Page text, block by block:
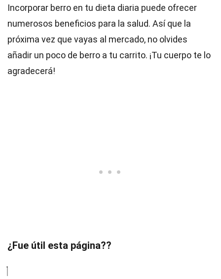
Incorporar berro en tu dieta diaria puede ofrecer
numerosos beneficios para la salud. Así que la
próxima vez que vayas al mercado, no olvides
añadir un poco de berro a tu carrito. ¡Tu cuerpo te lo
agradecerá!
¿Fue útil esta página??